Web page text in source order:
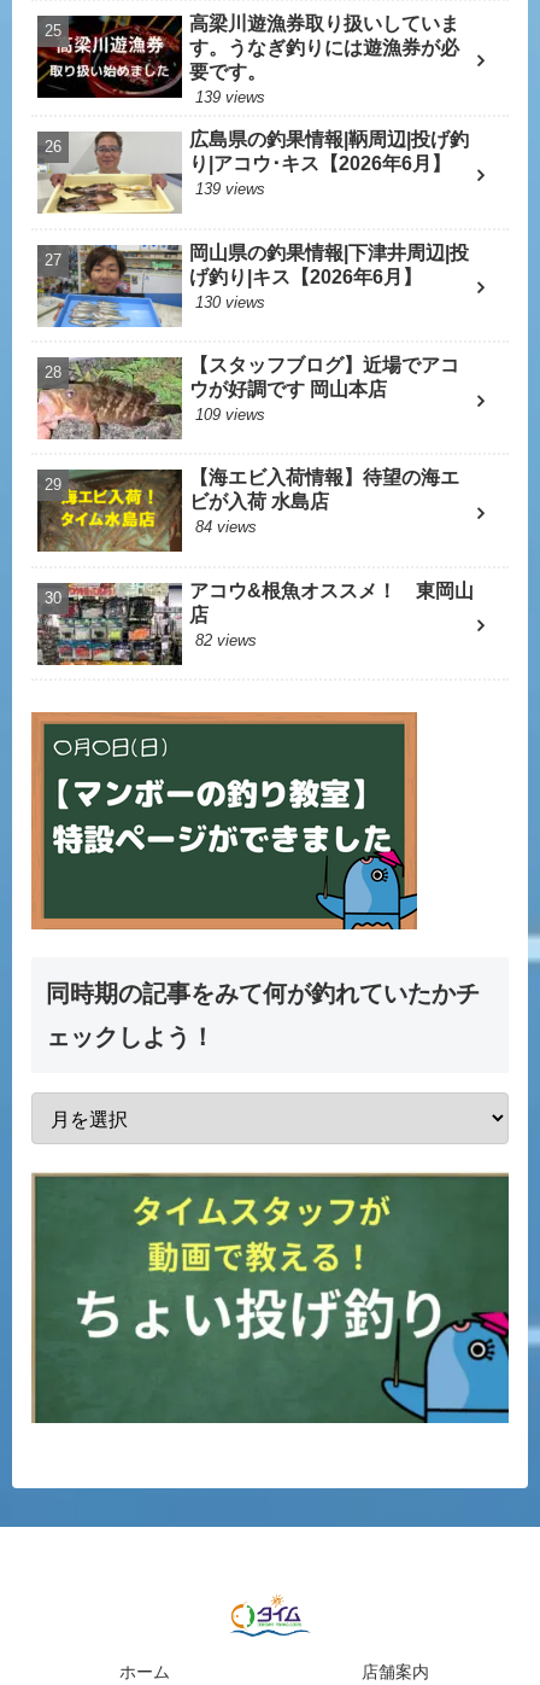
高梁川遊漁券取り扱いしていま
す。うなぎ釣りには遊漁券が必
要です。
139 views
広島県の釣果情報|鞆周辺|投げ釣
り|アコウ･キス【2026年6月】
139 views
岡山県の釣果情報|下津井周辺|投
げ釣り|キス【2026年6月】
130 views
【スタッフブログ】近場でアコ
ウが好調です 岡山本店
109 views
【海エビ入荷情報】待望の海エ
ビが入荷 水島店
84 views
アコウ&根魚オススメ！ 東岡山
店
82 views
同時期の記事をみて何が釣れていたかチ
ェックしよう！
ホーム 店舗案内